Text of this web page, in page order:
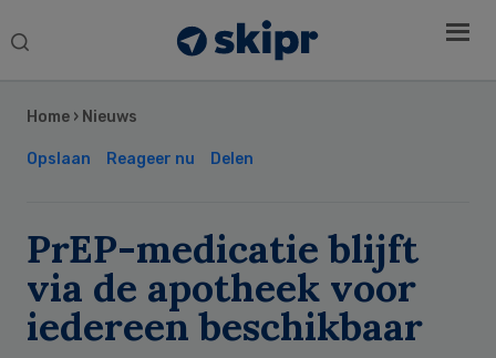
Search
Home › Nieuws
Opslaan Reageer nu Delen
PrEP-medicatie blijft
via de apotheek voor
iedereen beschikbaar
Sidebar